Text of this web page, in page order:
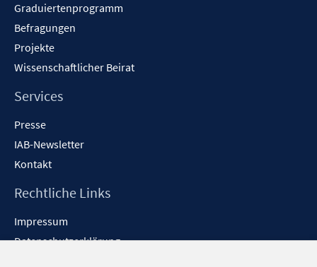
Graduiertenprogramm
Befragungen
Projekte
Wissenschaftlicher Beirat
Services
Presse
IAB-Newsletter
Kontakt
Rechtliche Links
Impressum
Datenschutzerklärung